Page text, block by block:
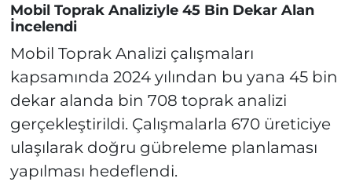
Mobil Toprak Analiziyle 45 Bin Dekar Alan
İncelendi
Mobil Toprak Analizi çalışmaları
kapsamında 2024 yılından bu yana 45 bin
dekar alanda bin 708 toprak analizi
gerçekleştirildi. Çalışmalarla 670 üreticiye
ulaşılarak doğru gübreleme planlaması
yapılması hedeflendi.